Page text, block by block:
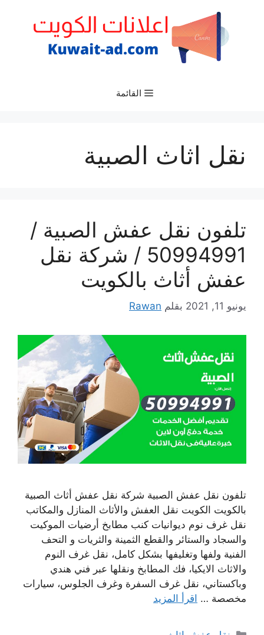
القائمة
نقل اثاث الصبية
تلفون نقل عفش الصبية /
50994991 / شركة نقل
عفش أثاث بالكويت
يونيو 11, 2021 بقلم Rawan
تلفون نقل عفش الصبية شركة نقل عفش أثاث الصبية
بالكويت الكويت نقل العفش والأثاث المنازل والمكاتب
نقل غرف نوم ديوانيات كنب مطابخ أرضيات الموكيت
والسجاد والستائر والقطع الثمينة والثريات و التحف
الفنية ولفها وتغليفها بشكل كامل، نقل غرف النوم
والاثاث الايكيا، فك المطابخ ونقلها عبر فني هندي
وباكستاني، نقل غرف السفرة وغرف الجلوس، سيارات
مخصصة … اقرأ المزيد
التصنيفات